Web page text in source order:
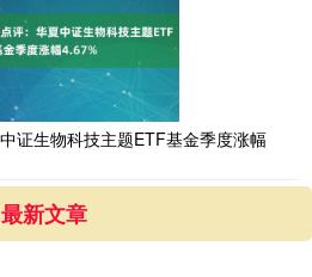
证生物科技主题ETF基金季度涨幅
最新文章